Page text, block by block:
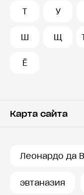
Т У
Ш Щ
Ё
Карта сайта
Леонардо да
эвтаназия